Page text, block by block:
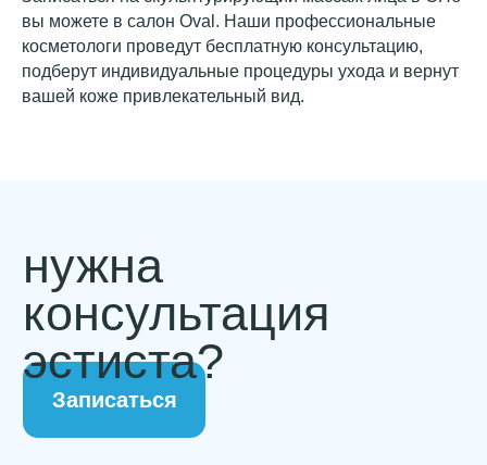
вы можете в салон Oval. Наши профессиональные
косметологи проведут бесплатную консультацию,
подберут индивидуальные процедуры ухода и вернут
вашей коже привлекательный вид.